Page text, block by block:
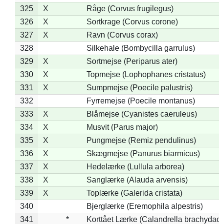
325
X
Råge (Corvus frugilegus)
326
X
Sortkrage (Corvus corone)
327
X
Ravn (Corvus corax)
328
Silkehale (Bombycilla garrulus)
329
X
Sortmejse (Periparus ater)
330
X
Topmejse (Lophophanes cristatus)
331
X
Sumpmejse (Poecile palustris)
332
Fyrremejse (Poecile montanus)
333
X
Blåmejse (Cyanistes caeruleus)
334
X
Musvit (Parus major)
335
X
Pungmejse (Remiz pendulinus)
336
X
Skægmejse (Panurus biarmicus)
337
X
Hedelærke (Lullula arborea)
338
X
Sanglærke (Alauda arvensis)
339
X
Toplærke (Galerida cristata)
340
Bjerglærke (Eremophila alpestris)
341
*
Korttået Lærke (Calandrella